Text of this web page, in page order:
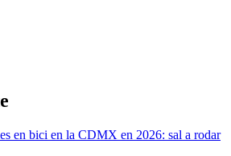
en bici en la CDMX en 2026: sal a rodar